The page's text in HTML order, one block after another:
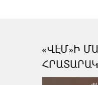
«ՎԷՄ»Ի